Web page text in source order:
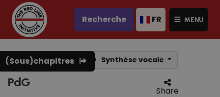
Recherche FR MENU
Synthèse vocale
(Sous)chapitres
PdG
Share